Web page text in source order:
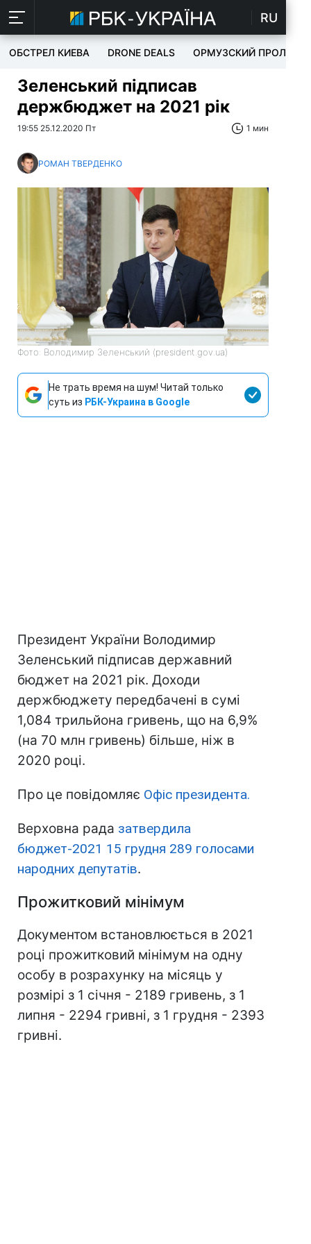
RU
ОБСТРЕЛ КИЕВА DRONE DEALS ОРМУЗСКИЙ ПРОЛИВ
Зеленський підписав
держбюджет на 2021 рік
19:55 25.12.2020 Пт 1 мин
РОМАН ТВЕРДЕНКО
Фото: Володимир Зеленський (president.gov.ua)
Не трать время на шум! Читай только
суть из РБК-Украина в Google
Президент України Володимир
Зеленський підписав державний
бюджет на 2021 рік. Доходи
держбюджету передбачені в сумі
1,084 трильйона гривень, що на 6,9%
(на 70 млн гривень) більше, ніж в
2020 році.
Про це повідомляє Офіс президента.
Верховна рада затвердила
бюджет-2021 15 грудня 289 голосами
народних депутатів.
Прожитковий мінімум
Документом встановлюється в 2021
році прожитковий мінімум на одну
особу в розрахунку на місяць у
розмірі з 1 січня - 2189 гривень, з 1
липня - 2294 гривні, з 1 грудня - 2393
гривні.